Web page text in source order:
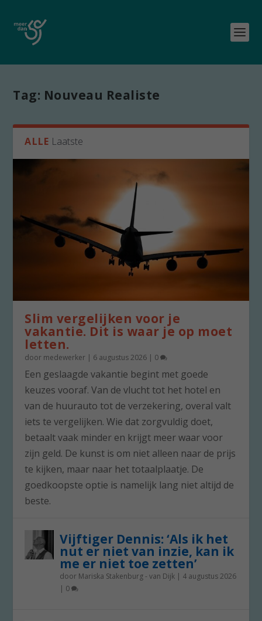
Tag: Nouveau Realiste
ALLE Laatste
Slim vergelijken voor je
vakantie. Dit is waar je op moet
letten.
door medewerker | 6 augustus 2026 | 0
Een geslaagde vakantie begint met goede
keuzes vooraf. Van de vlucht tot het hotel en
van de huurauto tot de verzekering, overal valt
iets te vergelijken. Wie dat zorgvuldig doet,
betaalt vaak minder en krijgt meer waar voor
zijn geld. De kunst is om niet alleen naar de prijs
te kijken, maar naar het totaalplaatje. De
goedkoopste optie is namelijk lang niet altijd de
beste.
Vijftiger Dennis: ‘Als ik het
nut er niet van inzie, kan ik
me er niet toe zetten’
door Mariska Stakenburg - van Dijk | 4 augustus 2026
| 0